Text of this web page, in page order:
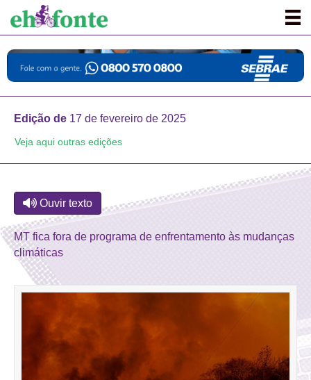
Edição de 17 de fevereiro de 2025
Veja aqui outras edições
Ouvir texto
MT fica fora de programa de enfrentamento às mudanças
climáticas